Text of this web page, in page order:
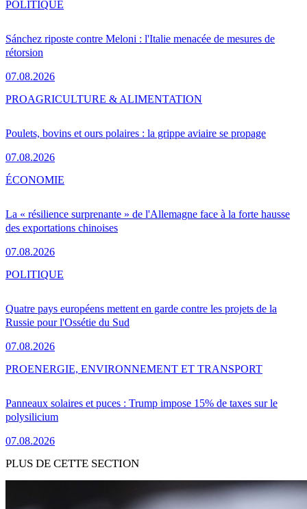
Sánchez riposte contre Meloni : l'Italie menacée de mesures de
rétorsion
07.08.2026
POLITIQUE
Poulets, bovins et ours polaires : la grippe aviaire se propage
07.08.2026
PROAGRICULTURE & ALIMENTATION
La « résilience surprenante » de l'Allemagne face à la forte hausse
des exportations chinoises
07.08.2026
ÉCONOMIE
Quatre pays européens mettent en garde contre les projets de la
Russie pour l'Ossétie du Sud
07.08.2026
POLITIQUE
Panneaux solaires et puces : Trump impose 15% de taxes sur le
polysilicium
07.08.2026
PROENERGIE, ENVIRONNEMENT ET TRANSPORT
PLUS DE CETTE SECTION